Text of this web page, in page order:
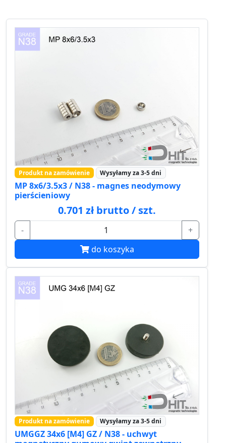
Produkt na zamówienie Wysyłamy za 3-5 dni
MP 8x6/3.5x3 / N38 - magnes neodymowy
pierścieniowy
0.701 zł brutto / szt.
-
+
do koszyka
Produkt na zamówienie Wysyłamy za 3-5 dni
UMGGZ 34x6 [M4] GZ / N38 - uchwyt